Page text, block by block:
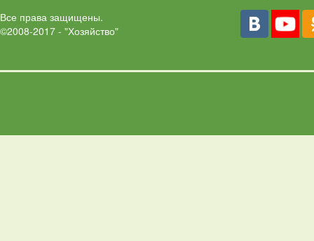
Все права защищены.
©2008-2017 - "Хозяйство"